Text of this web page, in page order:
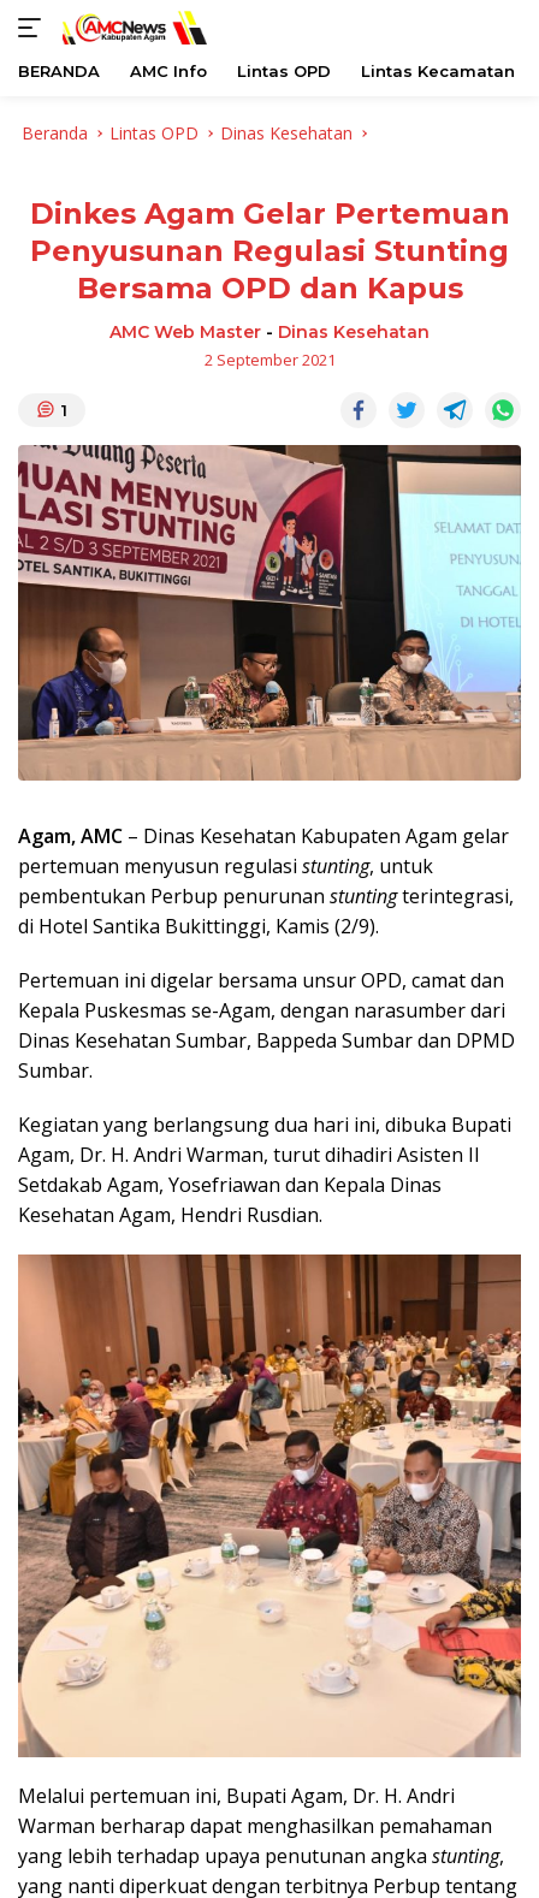
BERANDA AMC Info Lintas OPD Lintas Kecamatan
Beranda Lintas OPD Dinas Kesehatan
Dinkes Agam Gelar Pertemuan
Penyusunan Regulasi Stunting
Bersama OPD dan Kapus
AMC Web Master - Dinas Kesehatan
2 September 2021
1
Agam, AMC – Dinas Kesehatan Kabupaten Agam gelar
pertemuan menyusun regulasi stunting, untuk
pembentukan Perbup penurunan stuntingterintegrasi,
di Hotel Santika Bukittinggi, Kamis (2/9).
Pertemuan ini digelar bersama unsur OPD, camat dan
Kepala Puskesmas se-Agam, dengan narasumber dari
Dinas Kesehatan Sumbar, Bappeda Sumbar dan DPMD
Sumbar.
Kegiatan yang berlangsung dua hari ini, dibuka Bupati
Agam, Dr. H. Andri Warman, turut dihadiri Asisten II
Setdakab Agam, Yosefriawan dan Kepala Dinas
Kesehatan Agam, Hendri Rusdian.
Melalui pertemuan ini, Bupati Agam, Dr. H. Andri
Warman berharap dapat menghasilkan pemahaman
yang lebih terhadap upaya penutunan angka stunting,
yang nanti diperkuat dengan terbitnya Perbup tentang